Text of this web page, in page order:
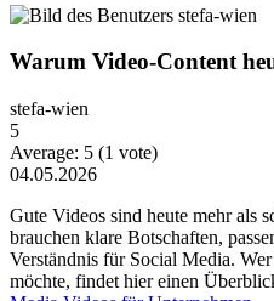
Warum Video-Content
stefa-wien
5
Average: 5 (1 vote)
04.05.2026
Gute Videos sind heute mehr als
brauchen klare Botschaften,
Verständnis für Social Media.
möchte, findet hier einen